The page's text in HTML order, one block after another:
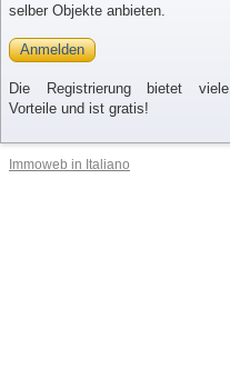
selber Objekte anbieten.
Anmelden
Die Registrierung bietet viele
Vorteile und ist gratis!
Immoweb in Italiano